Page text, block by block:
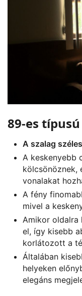
89-es
A szalag
A keskenyebb
kölcsönöznek,
vonalakat
A fény
mivel a
Amikor oldalra
el, így kisebb
korlátozott a
Általában
helyeken
elegáns